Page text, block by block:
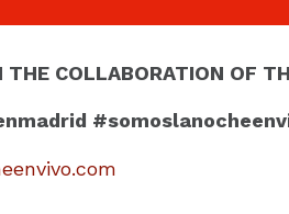
COLLABORATION OF